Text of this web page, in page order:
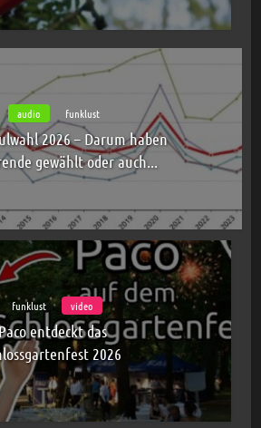
audio funklust
2026 – Darum haben
gewählt oder auch...
funklust video
entdeckt das
2026